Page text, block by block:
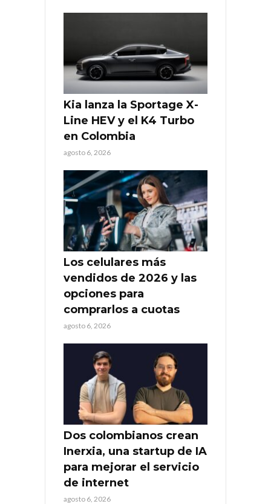
Kia lanza la Sportage X-
Line HEV y el K4 Turbo
en Colombia
agosto 6, 2026
Los celulares más
vendidos de 2026 y las
opciones para
comprarlos a cuotas
agosto 6, 2026
Dos colombianos crean
Inerxia, una startup de IA
para mejorar el servicio
de internet
agosto 6, 2026